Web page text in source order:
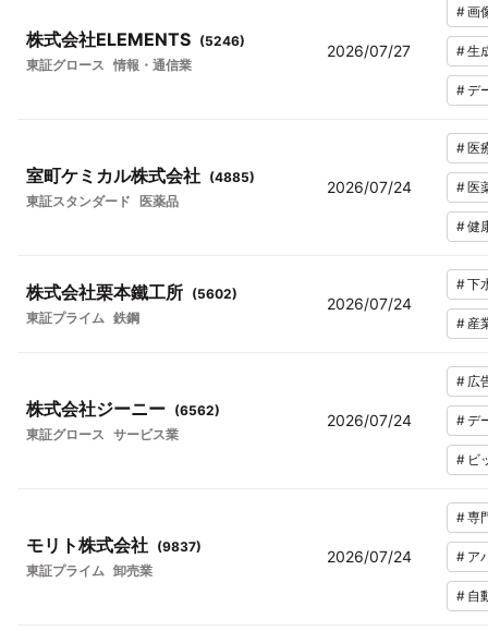
株式会社ELEMENTS (5246)
東証グロース 情報・通信業
2026/07/27
#画
#生
#デ
室町ケミカル株式会社 (4885)
東証スタンダード
医薬品
2026/07/24
#医
#医
#健
株式会社栗本鐵工所 (5602)
東証プライム 鉄鋼
2026/07/24
#下
# 産
株式会社ジーニー (6562)
東証グロース サービス業
2026/07/24
# 広
#デ
# ビ
モリト株式会社 (9837)
東証プライム 卸売業
2026/07/24
#専
# ア
# 自